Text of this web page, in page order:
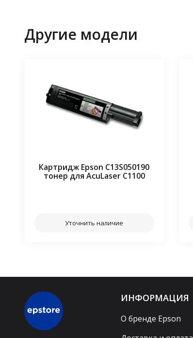
Другие модели
Картридж Epson C13S050190
тонер для AcuLaser C1100
Уточнить наличие
ИНФОРМАЦИЯ
О бренде Epson